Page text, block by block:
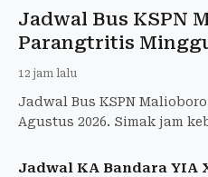
Jadwal Bus KSPN
Parangtritis
12 jam lalu
Jadwal Bus KSPN
Agustus 2026. Simak jam
Jadwal KA Bandara YIA